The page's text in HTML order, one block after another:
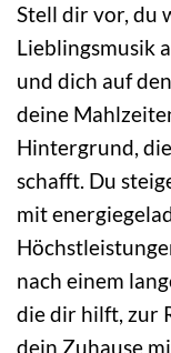
Stell dir vor, du
Lieblingsmusik
und dich auf
deine
Hintergrund,
schafft. Du
mit
nach einem
die dir hilft, zur
dein Zuhause